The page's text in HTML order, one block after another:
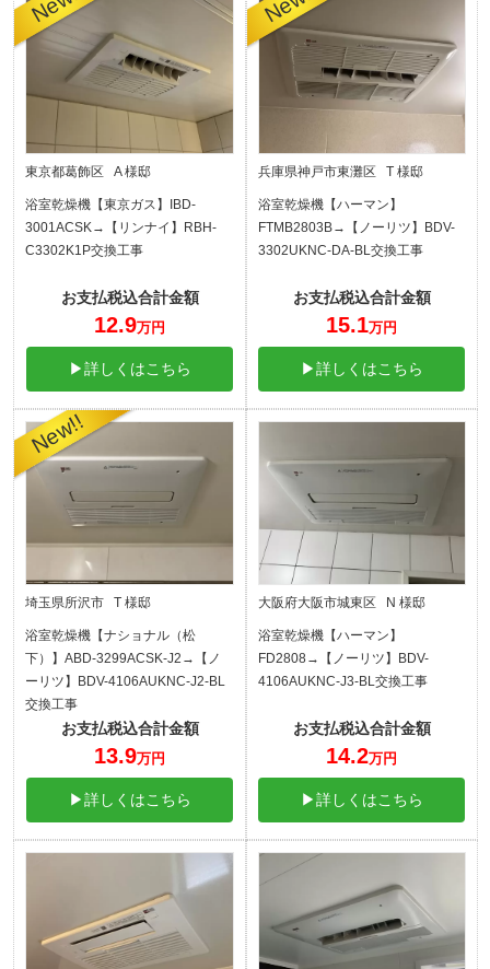
東京都葛飾区 A 様邸
浴室乾燥機【東京ガス】IBD-
3001ACSK→【リンナイ】RBH-
C3302K1P交換工事
お支払税込合計金額
12.9万円
▶詳しくはこちら
兵庫県神戸市東灘区 T 様邸
浴室乾燥機【ハーマン】
FTMB2803B→【ノーリツ】BDV-
3302UKNC-DA-BL交換工事
お支払税込合計金額
15.1万円
▶詳しくはこちら
埼玉県所沢市 T 様邸
浴室乾燥機【ナショナル（松
下）】ABD-3299ACSK-J2→【ノ
ーリツ】BDV-4106AUKNC-J2-BL
交換工事
お支払税込合計金額
13.9万円
▶詳しくはこちら
大阪府大阪市城東区 N 様邸
浴室乾燥機【ハーマン】
FD2808→【ノーリツ】BDV-
4106AUKNC-J3-BL交換工事
お支払税込合計金額
14.2万円
▶詳しくはこちら